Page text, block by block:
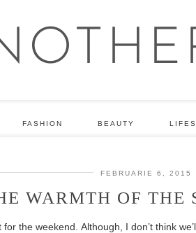
FASHION BEAUTY
FEBRUARIE 6, 2015
WARMTH OF THE
the weekend. Although, I don’t think